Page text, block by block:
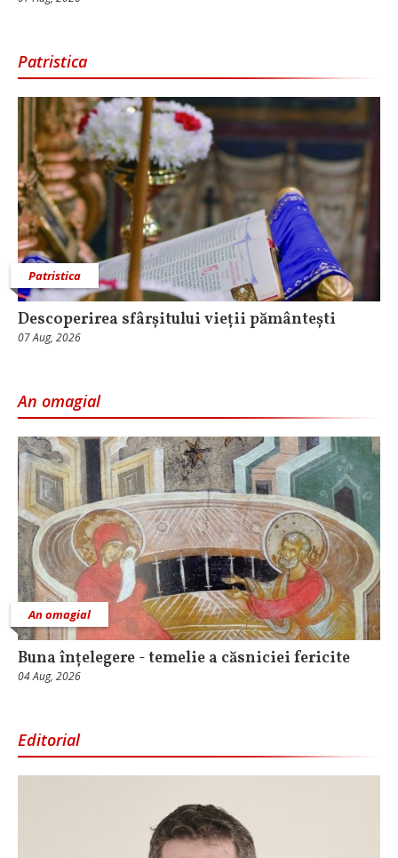
Patristica
Patristica
Descoperirea sfârșitului vieții pământești
07 Aug, 2026
An omagial
An omagial
Buna înțelegere - temelie a căsniciei fericite
04 Aug, 2026
Editorial